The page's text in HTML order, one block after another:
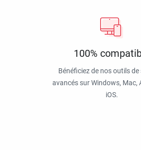
100%
Bénéficiez de nos outils
avancés sur Windows, Mac,
iOS.